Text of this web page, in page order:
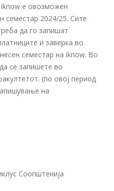
е овозможен
семестар 2024/25. Сите
да го запишат
и заверка во
семестар на iknow. Во
се запишете во
(по овој период
на
Соопштенија